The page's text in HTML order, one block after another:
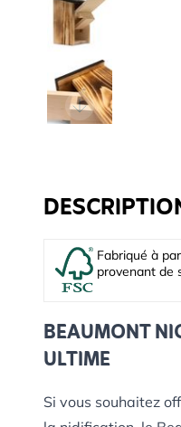
Fabriqué à
provenant de
BEAUMONT
ULTIME
Si vous souhaitez